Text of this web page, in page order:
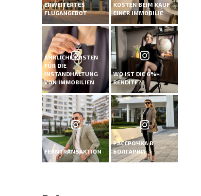
ERWEITERTES
FLUGANGEBOT
KOSTEN BEIM KAUF
EINER IMMOBILIE
ÄHRLICHE KOSTEN
FÜR DIE
INSTANDHALTUNG
VON IMMOBILIEN
WO IST DIE 6%-
RENDITE?
FERNTRANSAKTION
РАССРОЧКА В
БОЛГАРИИ